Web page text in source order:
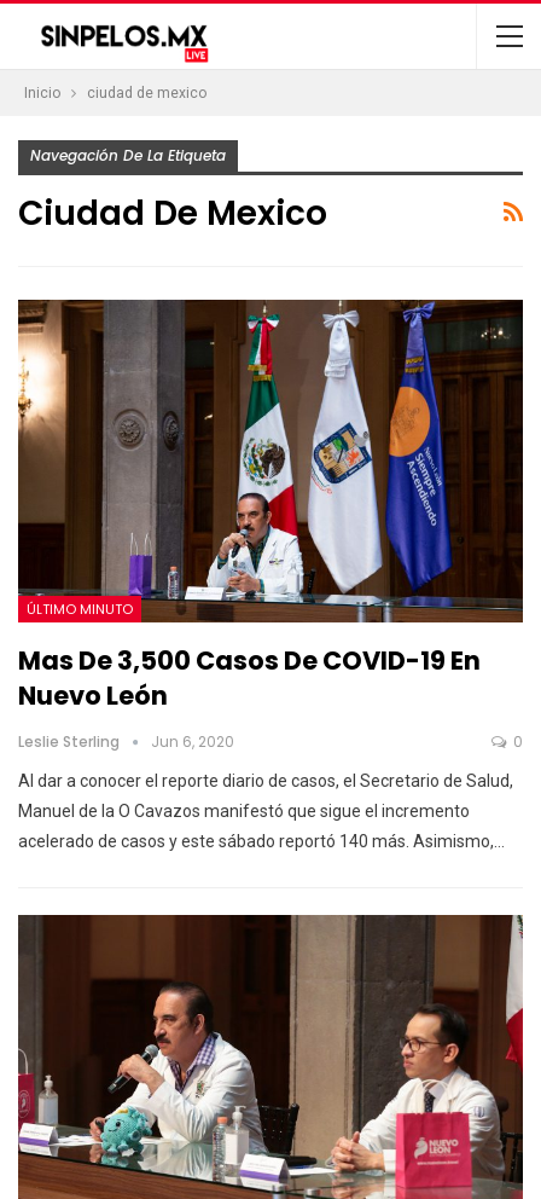
Inicio ciudad de mexico
Navegación De La Etiqueta
Ciudad De Mexico
ÚLTIMO MINUTO
Mas De 3,500 Casos De COVID-19 En
Nuevo León
Leslie Sterling Jun 6, 2020 0
Al dar a conocer el reporte diario de casos, el Secretario de Salud,
Manuel de la O Cavazos manifestó que sigue el incremento
acelerado de casos y este sábado reportó 140 más. Asimismo,…